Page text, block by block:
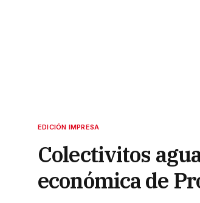
EDICIÓN IMPRESA
Colectivitos
económica de